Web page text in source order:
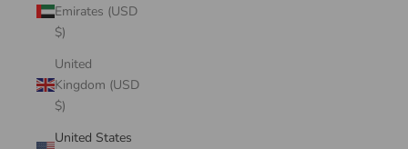
Emirates (USD
$)
United
Kingdom (USD
$)
United States